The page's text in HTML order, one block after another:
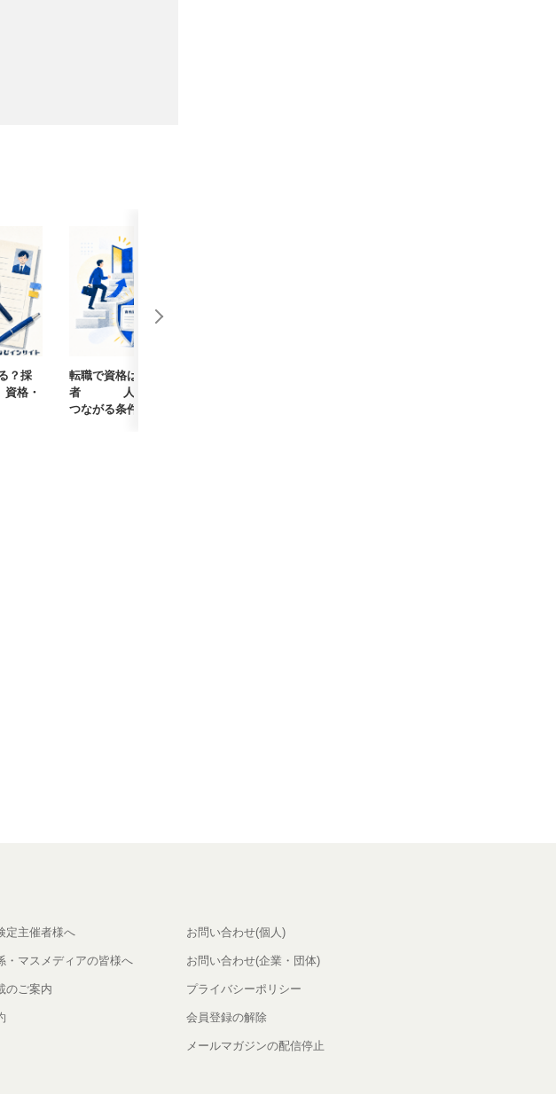
？採
格・
転職で資格は武器になる？採用担当
者405人に聞いた、資格が評価に
つながる条件【まなびイ...
定主催者様へ
・マスメディアの皆様へ
のご案内
お問い合わせ(個人)
お問い合わせ(企業・団体)
プライバシーポリシー
会員登録の解除
メールマガジンの配信停止